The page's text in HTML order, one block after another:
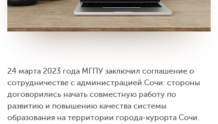
24 марта 2023 года МГПУ заключил соглашение о
сотрудничестве с администрацией Сочи: стороны
договорились начать совместную работу по
развитию и повышению качества системы
образования на территории города-курорта Сочи.